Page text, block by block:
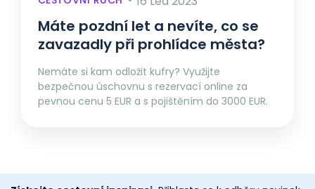
Máte pozdní let a nevíte, co se
zavazadly při prohlídce města?
Nemáte si kam odložit kufry? Využijte
bezpečnou úschovnu s rezervací online za
pevnou cenu 5 EUR a s pojištěním do 3000 EUR.